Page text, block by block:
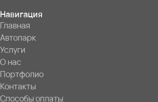
Навигация
Главная
Автопарк
Услуги
О нас
Портфолио
Контакты
Способы оплаты